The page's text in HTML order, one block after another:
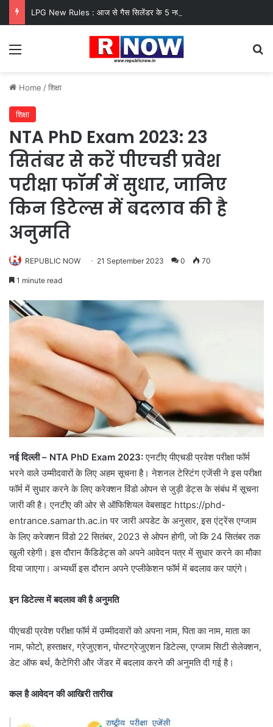
Menu
Home /शिक्षा
शिक्षा
NTA PhD Exam 2023: 23
सितंबर से करें पीएचडी प्रवेश
परीक्षा फॉर्म में सुधार, जानिए
किन डिटेल्स में बदलाव की है
अनुमति
REPUBLIC NOW 21 September 2023 0 70
1 minute read
नई दिल्ली – NTA PhD Exam 2023:एनटीए पीएचडी प्रवेश परीक्षा फॉर्म
भरने वाले उम्मीदवारों के लिए अहम सूचना है। नेशनल टेस्टिंग एजेंसी ने इस परीक्षा
फॉर्म में सुधार करने के लिए करेक्शन विंडो ओपन से जुड़ी डेट्स के संबंध में सूचना
जारी की है। एनटीए की ओर से ऑफिशियल वेबसाइट https://phd-
entrance.samarth.ac.in पर जारी अपडेट के अनुसार, इस एंट्रेंस एग्जाम
के लिए करेक्शन विंडो 22 सितंबर, 2023 से ओपन होगी, जो कि 24 सितंबर तक
खुली रहेगी। इस दौरान कैंडिडेट्स को अपने आवेदन पत्र में सुधार करने का मौका
दिया जाएगा। अभ्यर्थी इस दौरान अपने एप्लीकेशन फॉर्म में बदलाव कर पाएंगे।
इन डिटेल्स में बदलाव की है अनुमति
पीएचडी प्रवेश परीक्षा फॉर्म में उम्मीदवारों को अपना नाम, पिता का नाम, माता का
नाम, फोटो, हस्ताक्षर, ग्रेजुएशन, पोस्टग्रेजुएशन डिटेल्स, एग्जाम सिटी सेलेक्शन,
डेट ऑफ बर्थ, कैटेगिरी और जेंडर में बदलाव करने की अनुमति दी गई है।
कल है आवेदन की आखिरी तारीख